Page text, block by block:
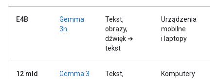
E4B
Gemma
3n
Tekst,
obrazy,
dźwięk ➔
tekst
Urządzenia
mobilne
i laptopy
12 mld
Gemma 3
Tekst,
Komputery